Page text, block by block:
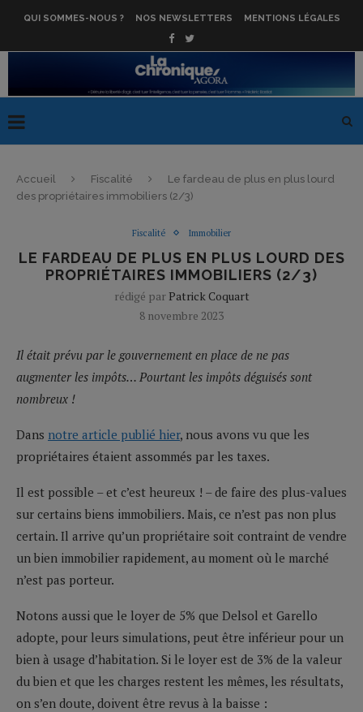
QUI SOMMES-NOUS ? NOS NEWSLETTERS MENTIONS LÉGALES
Accueil Fiscalité
Le fardeau de plus en plus lourd
des propriétaires immobiliers (2/3)
Fiscalité Immobilier
LE FARDEAU DE PLUS EN PLUS LOURD DES
PROPRIÉTAIRES IMMOBILIERS (2/3)
rédigé par Patrick Coquart
8 novembre 2023
Il était prévu par le gouvernement en place de ne pas
augmenter les impôts… Pourtant les impôts déguisés sont
nombreux !
Dans notre article publié hier, nous avons vu que les
propriétaires étaient assommés par les taxes.
Il est possible – et c’est heureux ! – de faire des plus-values
sur certains biens immobiliers. Mais, ce n’est pas non plus
certain. Il arrive qu’un propriétaire soit contraint de vendre
un bien immobilier rapidement, au moment où le marché
n’est pas porteur.
Notons aussi que le loyer de 5% que Delsol et Garello
adopte, pour leurs simulations, peut être inférieur pour un
bien à usage d’habitation. Si le loyer est de 3% de la valeur
du bien et que les charges restent les mêmes, les résultats,
on s’en doute, doivent être revus à la baisse :